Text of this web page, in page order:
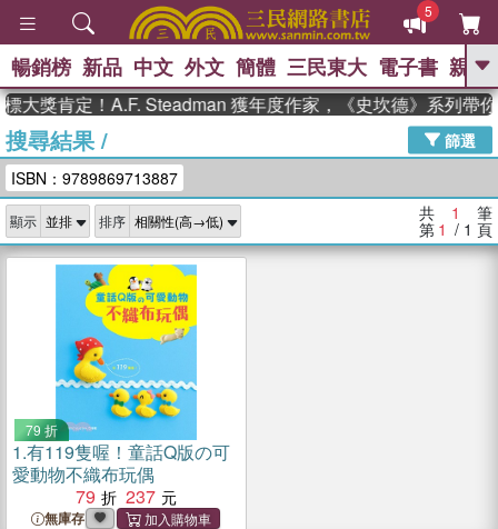
5
GO
The Odyssey 、
父親節 、 如果歷史是一群喵 、 暑期
念華 、 台灣的李登輝時代 、 數學女
孩：黎曼猜想
偉大的迷走神經
暢銷榜 新品 中文 外文 簡體 三民東大 電子書 親子
大獎肯定！A.F. Steadman 獲年度作家，《史坎德》系列帶
搜尋結果/
篩選
ISBN：9789869713887
顯示 排序 共 1 筆
第 1 / 1 頁
79 折
1.有119隻喔！童話Q版の可
愛動物不織布玩偶
79
237
無庫存